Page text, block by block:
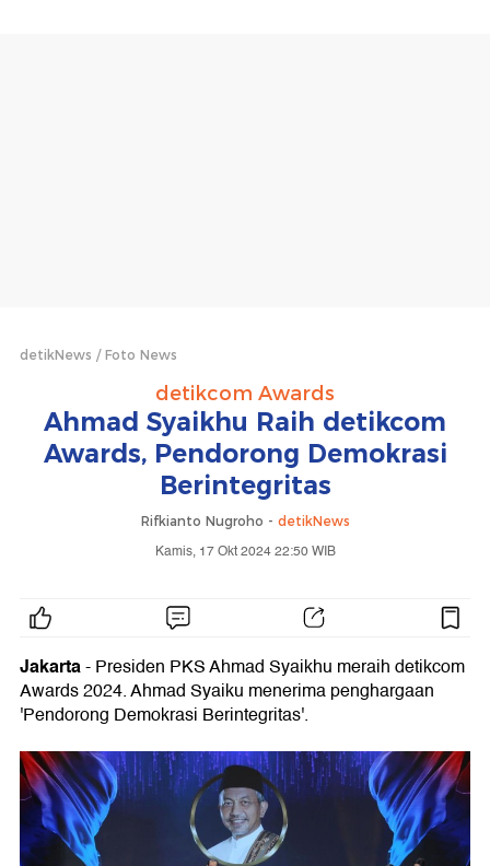
detikNews Foto News
detikcom Awards
Ahmad Syaikhu Raih detikcom
Awards, Pendorong Demokrasi
Berintegritas
Rifkianto Nugroho - detikNews
Kamis, 17 Okt 2024 22:50 WIB
Jakarta- Presiden PKS Ahmad Syaikhu meraih detikcom
Awards 2024. Ahmad Syaiku menerima penghargaan
'Pendorong Demokrasi Berintegritas'.